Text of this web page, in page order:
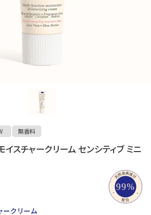
無香料
イスチャークリーム センシティブ ミニ
ークリーム